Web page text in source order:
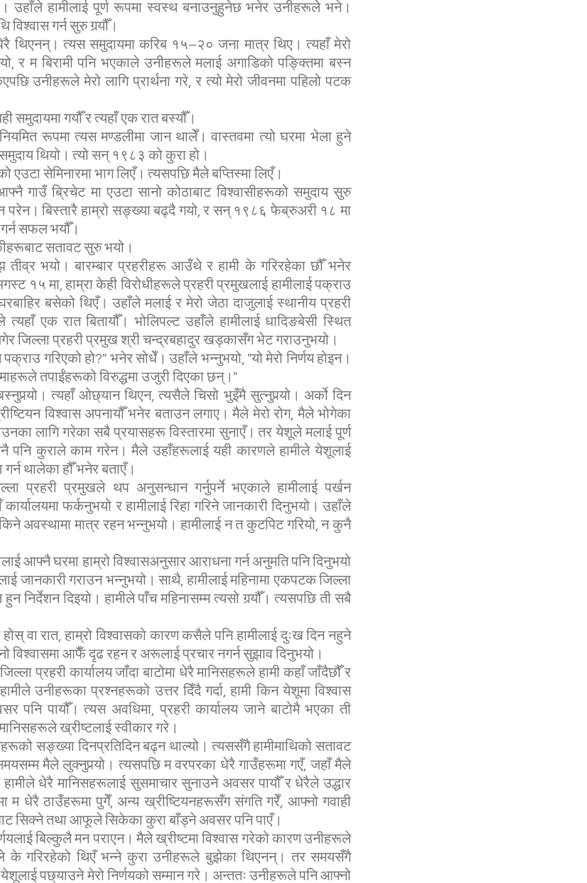
उहाँले हामीलाई पूर्ण रूपमा स्वस्थ बनाउनुहुनेछ भनेर उनीहरूले भने।
विश्वास गर्न सुरु गर्‍यौँ।
थिएनन्। त्यस समुदायमा करिब १५–२० जना मात्र थिए। त्यहाँ मेरो
र म बिरामी पनि भएकाले उनीहरूले मलाई अगाडिको पङ्क्तिमा बस्न
उनीहरूले मेरो लागि प्रार्थना गरे, र त्यो मेरो जीवनमा पहिलो पटक
समुदायमा गयौँ र त्यहाँ एक रात बस्यौँ।
रूपमा त्यस मण्डलीमा जान थालेँ। वास्तवमा त्यो घरमा भेला हुने
थियो। त्यो सन् १९८३ को कुरा हो।
एउटा सेमिनारमा भाग लिएँ। त्यसपछि मैले बप्तिस्मा लिएँ।
गाउँ ब्रिचेट मा एउटा सानो कोठाबाट विश्वासीहरूको समुदाय सुरु
मन परेन। बिस्तारै हाम्रो सङ्ख्या बढ्दै गयो, र सन् १९८६ फेब्रुअरी १८ मा
गर्न सफल भयौँ।
सतावट सुरु भयो।
भयो। बारम्बार प्रहरीहरू आउँथे र हामी के गरिरहेका छौँ भनेर
१५ मा, हाम्रा केही विरोधीहरूले प्रहरी प्रमुखलाई हामीलाई पक्राउ
बसेको थिएँ। उहाँले मलाई र मेरो जेठा दाजुलाई स्थानीय प्रहरी
त्यहाँ एक रात बितायौँ। भोलिपल्ट उहाँले हामीलाई धादिङबेसी स्थित
जिल्ला प्रहरी प्रमुख श्री चन्द्रबहादुर खड्कासँग भेट गराउनुभयो।
गरिएको हो?" भनेर सोधेँ। उहाँले भन्नुभयो, "यो मेरो निर्णय होइन।
तपाईंहरूको विरुद्धमा उजुरी दिएका छन्।"
त्यहाँ ओछ्यान थिएन, त्यसैले चिसो भुइँमै सुत्नुपर्‍यो। अर्को दिन
विश्वास अपनायौँ भनेर बताउन लगाए। मैले मेरो रोग, मैले भोगेका
लागि गरेका सबै प्रयासहरू विस्तारमा सुनाएँ। तर येशूले मलाई पूर्ण
पनि कुराले काम गरेन। मैले उहाँहरूलाई यही कारणले हामीले येशूलाई
थालेका हौँ भनेर बताएँ।
प्रहरी प्रमुखले थप अनुसन्धान गर्नुपर्ने भएकाले हामीलाई पर्खन
फर्कनुभयो र हामीलाई रिहा गरिने जानकारी दिनुभयो। उहाँले
अवस्थामा मात्र रहन भन्नुभयो। हामीलाई न त कुटपिट गरियो, न कुनै
आफ्नै घरमा हाम्रो विश्वासअनुसार आराधना गर्न अनुमति पनि दिनुभयो
जानकारी गराउन भन्नुभयो। साथै, हामीलाई महिनामा एकपटक जिल्ला
निर्देशन दिइयो। हामीले पाँच महिनासम्म त्यसो गर्‍यौँ। त्यसपछि ती सबै
वा रात, हाम्रो विश्वासको कारण कसैले पनि हामीलाई दुःख दिन नहुने
विश्वासमा आफैँ दृढ रहन र अरूलाई प्रचार नगर्न सुझाव दिनुभयो।
प्रहरी कार्यालय जाँदा बाटोमा धेरै मानिसहरूले हामी कहाँ जाँदैछौँ र
उनीहरूका प्रश्नहरूको उत्तर दिँदै गर्दा, हामी किन येशूमा विश्वास
पनि पायौँ। त्यस अवधिमा, प्रहरी कार्यालय जाने बाटोमै भएका ती
ख्रीष्टलाई स्वीकार गरे।
सङ्ख्या दिनप्रतिदिन बढ्न थाल्यो। त्यससँगै हामीमाथिको सतावट
मैले लुक्नुपर्‍यो। त्यसपछि म वरपरका धेरै गाउँहरूमा गएँ, जहाँ मैले
धेरै मानिसहरूलाई सुसमाचार सुनाउने अवसर पायौँ र धेरैले उद्धार
म धेरै ठाउँहरूमा पुगेँ, अन्य ख्रीष्टियनहरूसँग संगति गरेँ, आफ्नो गवाही
सिक्ने तथा आफूले सिकेका कुरा बाँड्ने अवसर पनि पाएँ।
बिल्कुलै मन पराएन। मैले ख्रीष्टमा विश्वास गरेको कारण उनीहरूले
के गरिरहेको थिएँ भन्ने कुरा उनीहरूले बुझेका थिएनन्। तर समयसँगै
पछ्याउने मेरो निर्णयको सम्मान गरे। अन्ततः उनीहरूले पनि आफ्नो